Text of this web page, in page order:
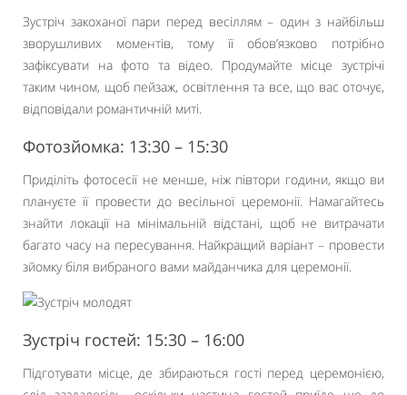
Зустріч закоханої пари перед весіллям – один з найбільш
зворушливих моментів, тому її обов’язково потрібно
зафіксувати на фото та відео. Продумайте місце зустрічі
таким чином, щоб пейзаж, освітлення та все, що вас оточує,
відповідали романтичній миті.
Фотозйомка: 13:30 – 15:30
Приділіть фотосесії не менше, ніж півтори години, якщо ви
плануєте її провести до весільної церемонії. Намагайтесь
знайти локації на мінімальній відстані, щоб не витрачати
багато часу на пересування. Найкращий варіант – провести
зйомку біля вибраного вами майданчика для церемонії.
Зустріч гостей: 15:30 – 16:00
Підготувати місце, де збираються гості перед церемонією,